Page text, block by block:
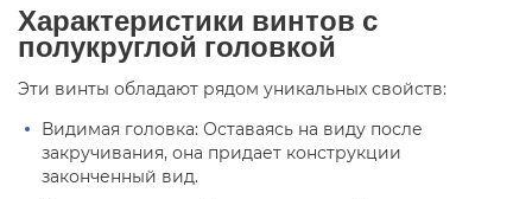
Характеристики винтов с
полукруглой головкой
Эти винты обладают рядом уникальных свойств:
Видимая головка: Оставаясь на виду после
закручивания, она придает конструкции
законченный вид.